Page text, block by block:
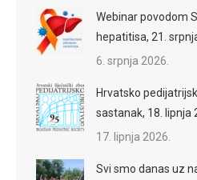
Webinar povodom
hepatitisa, 21.
6. srpnja 2026.
Hrvatsko
sastanak, 18. lipnja
17. lipnja 2026.
Svi smo danas uz